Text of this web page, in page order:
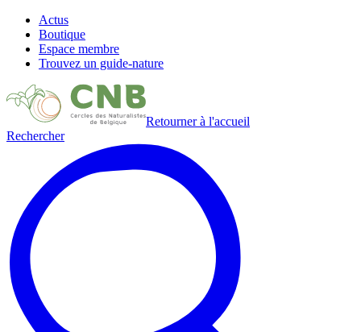
Actus
Boutique
Espace membre
Trouvez un guide-nature
Retourner à l'accueil
Rechercher